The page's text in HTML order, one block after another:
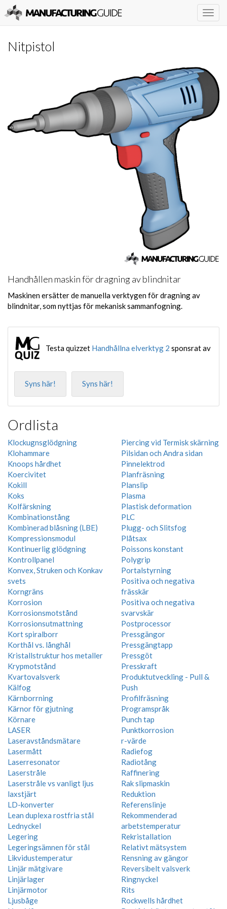
Nitpistol
Handhållen maskin för dragning av blindnitar
Maskinen ersätter de manuella verktygen för dragning av
blindnitar, som nyttjas för mekanisk sammanfogning.
Testa quizzet Handhållna elverktyg 2 sponsrat av
Syns här! Syns här!
Ordlista
Klockugnsglödgning
Klohammare
Knoops hårdhet
Koercivitet
Kokill
Koks
Kolfärskning
Kombinationstång
Kombinerad blåsning (LBE)
Kompressionsmodul
Kontinuerlig glödgning
Kontrollpanel
Konvex, Struken och Konkav
svets
Korngräns
Korrosion
Korrosionsmotstånd
Korrosionsutmattning
Kort spiralborr
Korthål vs. långhål
Kristallstruktur hos metaller
Krypmotstånd
Kvartovalsverk
Kälfog
Kärnborrning
Kärnor för gjutning
Körnare
LASER
Laseravståndsmätare
Lasermått
Laserresonator
Laserstråle
Laserstråle vs vanligt ljus
laxstjärt
LD-konverter
Lean duplexa rostfria stål
Lednyckel
Legering
Legeringsämnen för stål
Likvidustemperatur
Linjär mätgivare
Linjärlager
Linjärmotor
Ljusbåge
Piercing vid Termisk skärning
Pilsidan och Andra sidan
Pinnelektrod
Planfräsning
Planslip
Plasma
Plastisk deformation
PLC
Plugg- och Slitsfog
Plåtsax
Poissons konstant
Polygrip
Portalstyrning
Positiva och negativa
frässkär
Positiva och negativa
svarvskär
Postprocessor
Pressgängor
Pressgängtapp
Pressgöt
Presskraft
Produktutveckling - Pull &
Push
Profilfräsning
Programspråk
Punch tap
Punktkorrosion
r-värde
Radiefog
Radiotång
Raffinering
Rak slipmaskin
Reduktion
Referenslinje
Rekommenderad
arbetstemperatur
Rekristallation
Relativt mätsystem
Rensning av gängor
Reversibelt valsverk
Ringnyckel
Rits
Rockwells hårdhet